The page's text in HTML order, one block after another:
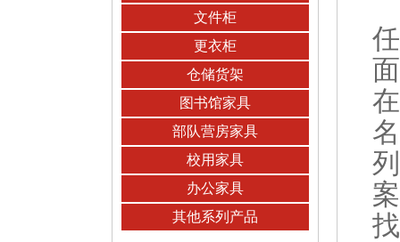
文件柜
更衣柜
仓储货架
图书馆家具
部队营房家具
校用家具
办公家具
其他系列产品